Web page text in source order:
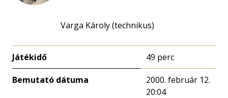
Varga Károly (technikus)
Játékidő 49 perc
Bemutató dátuma
2000. február 12.
20:04